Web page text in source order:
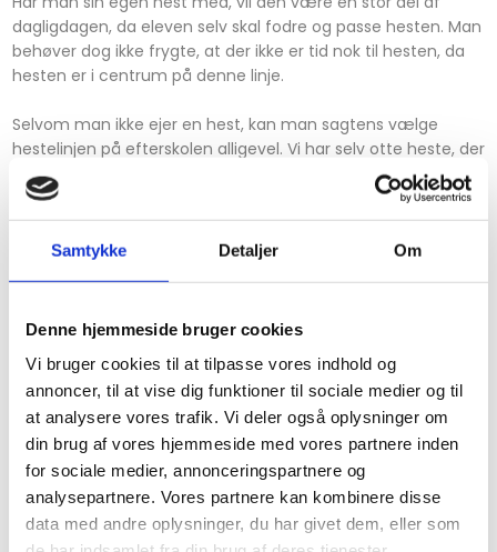
Samtykke Detaljer Om
Denne hjemmeside bruger cookies
Vi bruger cookies til at tilpasse vores indhold og
annoncer, til at vise dig funktioner til sociale medier og til
at analysere vores trafik. Vi deler også oplysninger om
din brug af vores hjemmeside med vores partnere inden
for sociale medier, annonceringspartnere og
analysepartnere. Vores partnere kan kombinere disse
data med andre oplysninger, du har givet dem, eller som
dagligdagen, da eleven selv skal fodre og passe hesten. Man
behøver dog ikke frygte, at der ikke er tid nok til hesten, da
hesten er i centrum på denne linje.
Selvom man ikke ejer en hest, kan man sagtens vælge
hestelinjen på efterskolen alligevel. Vi har selv otte heste, der
kan rides på – både i undervisningen og i fritiden. Udover
ridning vil der selvfølgelig også være masser af tid til pasning
og pleje af hestene, og hvad der ellers skal gøres i stalden.
Efterskole med hestelinje – to årlige
være ”hestelinje” på skemaet hele dagen. Det er dage, hvor
der kommer ekstra meget fokus på ridning, hesten og
rytteren. Her er der mulighed for en masse forskellige
oplevelser, som hører hjemme i hesteverdenen. Udover at
ride har eleverne på hestelinjen på skift ansvaret for pasning
af hestene i form af fodring og staldarbejde.
I løbet af året vil der også være mulighed for at deltage i